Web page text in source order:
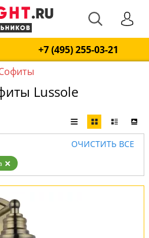
+7 (495) 255-03-21
Lussole
ОЧИСТИТЬ ВСЕ